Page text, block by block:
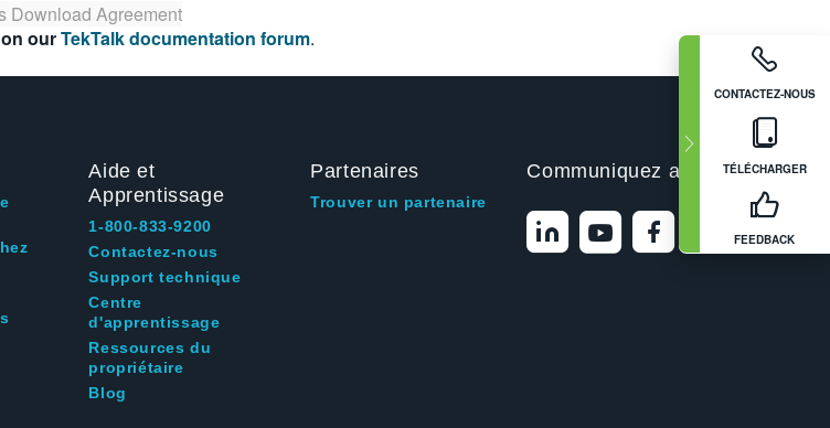
CONTACTEZ-NOUS
TÉLÉCHARGER
FEEDBACK
Download Agreement
ourTekTalk documentation forum.
Aide et
Apprentissage
1-800-833-9200
Contactez-nous
Support technique
Centre
d'apprentissage
Ressources du
propriétaire
Blog
Partenaires
Trouver un partenaire
Communiquez avec nous